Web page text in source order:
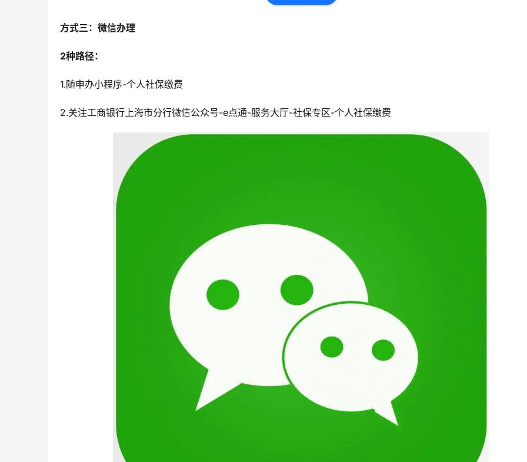
方式三：微信办理
2种路径：
1.随申办小程序-个人社保缴费
2.关注工商银行上海市分行微信公众号-e点通-服务大厅-社保专区-个人社保缴费